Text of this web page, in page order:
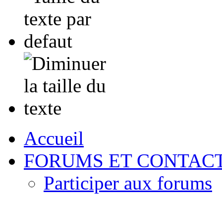
Accueil
FORUMS ET
Participer aux forums